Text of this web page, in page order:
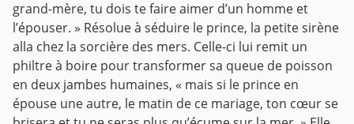
grand-mère, tu dois te faire aimer d’un homme et
l’épouser. » Résolue à séduire le prince, la petite sirène
alla chez la sorcière des mers. Celle-ci lui remit un
philtre à boire pour transformer sa queue de poisson
en deux jambes humaines, « mais si le prince en
épouse une autre, le matin de ce mariage, ton cœur se